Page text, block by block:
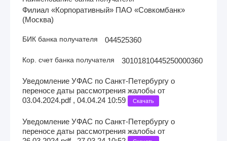
Филиал «Корпоративный» ПАО «Совкомбанк»
(Москва)
БИК банка получателя 044525360
Кор. счет банка получателя 30101810445250000360
Уведомление УФАС по Санкт-Петербургу о
переносе даты рассмотрения жалобы от
03.04.2024.pdf , 04.04.24 10:59
Скачать
Уведомление УФАС по Санкт-Петербургу о
переносе даты рассмотрения жалобы от